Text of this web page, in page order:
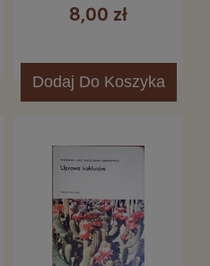
8,00 zł
Dodaj Do Koszyka